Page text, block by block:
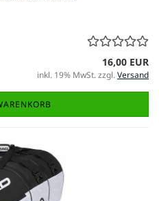
16,00 EUR
inkl. 19% MwSt. zzgl.Versand